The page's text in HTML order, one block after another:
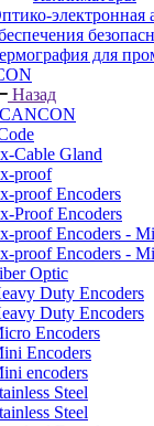
электронная
для
Назад
Cable Gland
proof
proof Encoders
Proof Encoders
proof Encoders -
proof Encoders -
Optic
Duty Encoders
Duty Encoders
Encoders
Encoders
encoders
Steel
Steel